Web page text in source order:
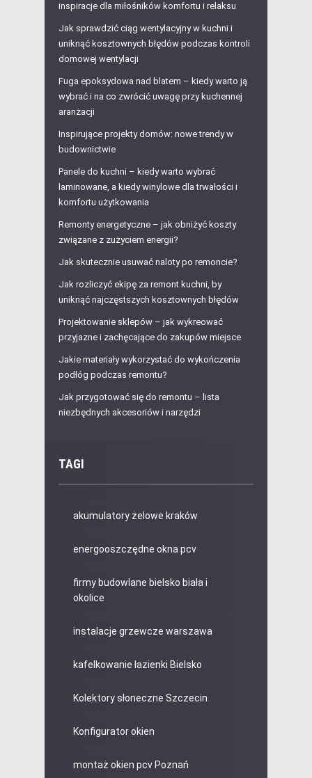
inspiracje dla miłośników komfortu i relaksu
Jak sprawdzić ciąg wentylacyjny w kuchni i
uniknąć kosztownych błędów podczas kontroli
domowej wentylacji
Fuga epoksydowa nad blatem – kiedy warto ją
wybrać i na co zwrócić uwagę przy kuchennej
aranżacji
Inspirujące projekty domów: nowe trendy w
budownictwie
Panele do kuchni – kiedy warto wybrać
laminowane, a kiedy winylowe dla trwałości i
komfortu użytkowania
Remonty energetyczne – jak obniżyć koszty
związane z zużyciem energii?
Jak skutecznie usuwać naloty po remoncie?
Jak rozliczyć ekipę za remont kuchni, by
uniknąć najczęstszych kosztownych błędów
Projektowanie sklepów – jak wykreować
przyjazne i zachęcające do zakupów miejsce
Jakie materiały wykorzystać do wykończenia
podłóg podczas remontu?
Jak przygotować się do remontu – lista
niezbędnych akcesoriów i narzędzi
TAGI
akumulatory żelowe kraków
energooszczędne okna pcv
firmy budowlane bielsko biała i
okolice
instalacje grzewcze warszawa
kafelkowanie łazienki Bielsko
Kolektory słoneczne Szczecin
Konfigurator okien
montaż okien pcv Poznań